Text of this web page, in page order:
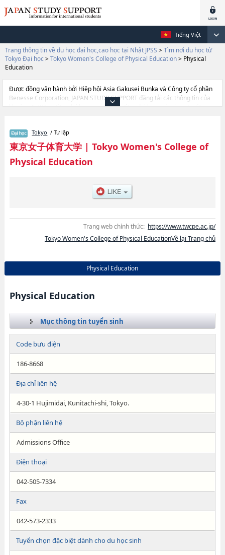
Tiếng Việt
Trang thông tin về du học đại học,cao học tại Nhật JPSS > Tìm nơi du học từ
Tokyo Đại học > Tokyo Women's College of Physical Education> Physical
Education
Được đồng vận hành bởi Hiệp hội Asia Gakusei Bunka và Công ty cổ phần
Benesse Corporation, JAPAN STUDY SUPPORT đăng tải các thông tin của
khoảng 1.300 trường đại học, cao học, trường đại học ngắn hạn, trường
Physical Education, và thông tin cần thiết dành cho du học sinh, như là về
các Ngành Physical Education, thông tin về từng ngành học, thông tin liên
quan đến thi tuyển như số lượng tuyển sinh, số lượng trúng tuyển, cở sở
trang thiết bị, hướng dẫn địa điểm v.v...
Tokyo / Tư lập
東京女子体育大学| Tokyo Women's College of
Physical Education
Trang web chính thức: https://www.twcpe.ac.jp/
Tokyo Women's College of Physical EducationVề lại Trang chủ
Physical Education
Physical Education
Mục thông tin tuyển sinh
Code bưu điện
186-8668
Địa chỉ liên hệ
4-30-1 Hujimidai, Kunitachi-shi, Tokyo.
Bộ phận liên hệ
Admissions Office
Điện thoại
042-505-7334
Fax
042-573-2333
Tuyển chọn đặc biệt dành cho du học sinh